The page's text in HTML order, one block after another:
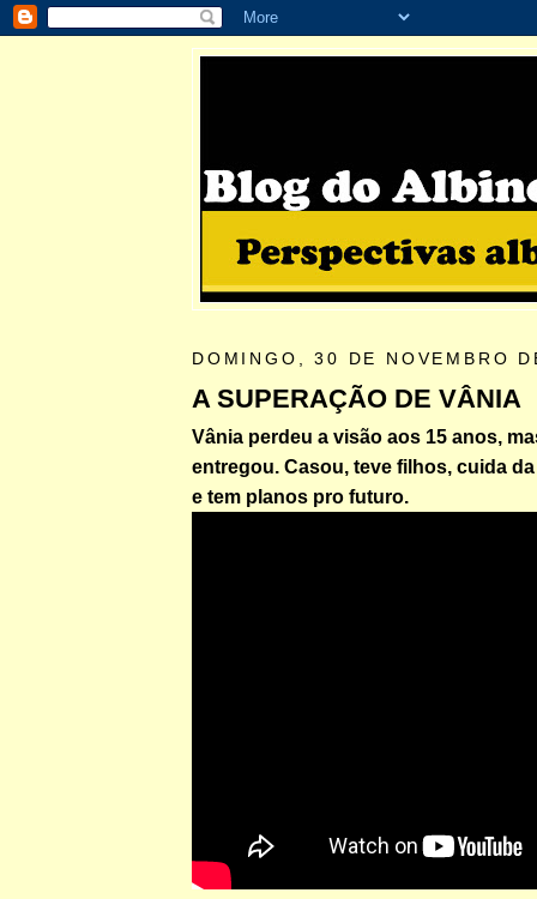
DOMINGO, 30 DE NOVEMBRO
A SUPERAÇÃO DE VÂNIA
Vânia perdeu a visão aos 15 anos,
entregou. Casou, teve filhos, cuida
e tem planos pro futuro.